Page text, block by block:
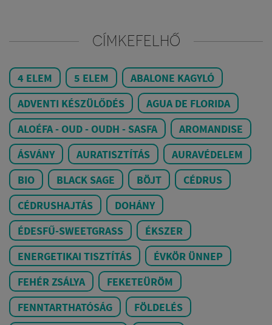
CÍMKEFELHŐ
4 ELEM 5 ELEM
ABALONE KAGYLÓ
ADVENTI KÉSZÜLŐDÉS
AGUA DE FLORIDA
ALOÉFA - OUD - OUDH - SASFA
AROMANDISE
ÁSVÁNY
AURATISZTÍTÁS
AURAVÉDELEM
BIO
BLACK SAGE BÖJT
CÉDRUS
CÉDRUSHAJTÁS
DOHÁNY
ÉDESFŰ-SWEETGRASS
ÉKSZER
ENERGETIKAI TISZTÍTÁS
ÉVKÖR ÜNNEP
FEHÉR ZSÁLYA
FEKETEÜRÖM
FENNTARTHATÓSÁG
FÖLDELÉS